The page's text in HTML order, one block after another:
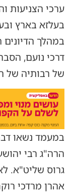
ערכי הצניעות
בעלזא בארץ
במהלך
דרכי נועם,
של רבותיה של
במעמד נשאו
הרה"ג רבי
גרוס שליט"א.
אהרן מרדכי